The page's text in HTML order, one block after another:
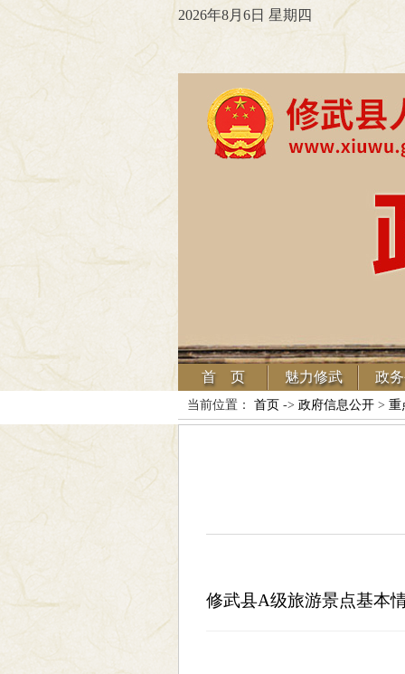
2026年8月6日 星期四
首 页 魅力修武 政
当前位置： 首页 -> 政府信息公开> 重
修武县A级旅游景点基本